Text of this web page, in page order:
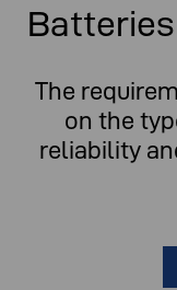
The
on the
reliability